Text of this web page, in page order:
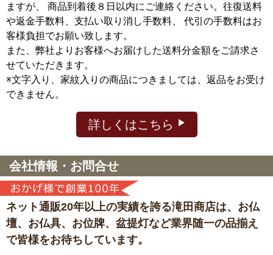
ますが、
商品到着後８日以内にご連絡ください。往復送料
や返金手数料、支払い取り消し手数料、 代引の手数料はお
客様負担でお願い致します。
また、弊社よりお客様へお届けした送料分金額をご請求さ
せていただきます。
※文字入り、家紋入りの商品につきましては、返品をお受け
できません。
詳しくはこちら
会社情報・お問合せ
ネット通販20年以上の実績を誇る滝田商店は、 お仏
壇、お仏具、お位牌、盆提灯など業界随一の品揃え
で皆様をお待ちしています。